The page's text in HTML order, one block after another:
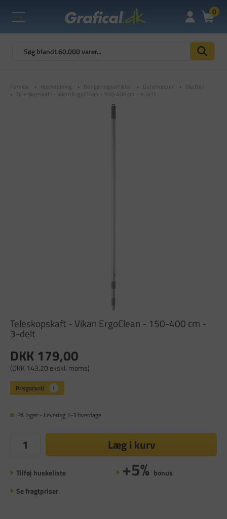
0
Forside Husholdning Rengøringsartikler Gulvmopper
Skafter
Teleskopskaft - Vikan ErgoClean - 150-400 cm - 3-delt
Teleskopskaft - Vikan ErgoClean - 150-400 cm -
3-delt
DKK 179,00
(DKK 143,20 ekskl. moms)
På lager - Levering 1-3 hverdage
Læg i kurv
Tilføj huskeliste +5% bonus
Se fragtpriser